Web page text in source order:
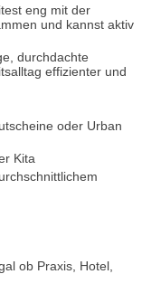
eng mit der
und kannst aktiv
durchdachte
effizienter und
oder Urban
Kita
ob Praxis, Hotel,